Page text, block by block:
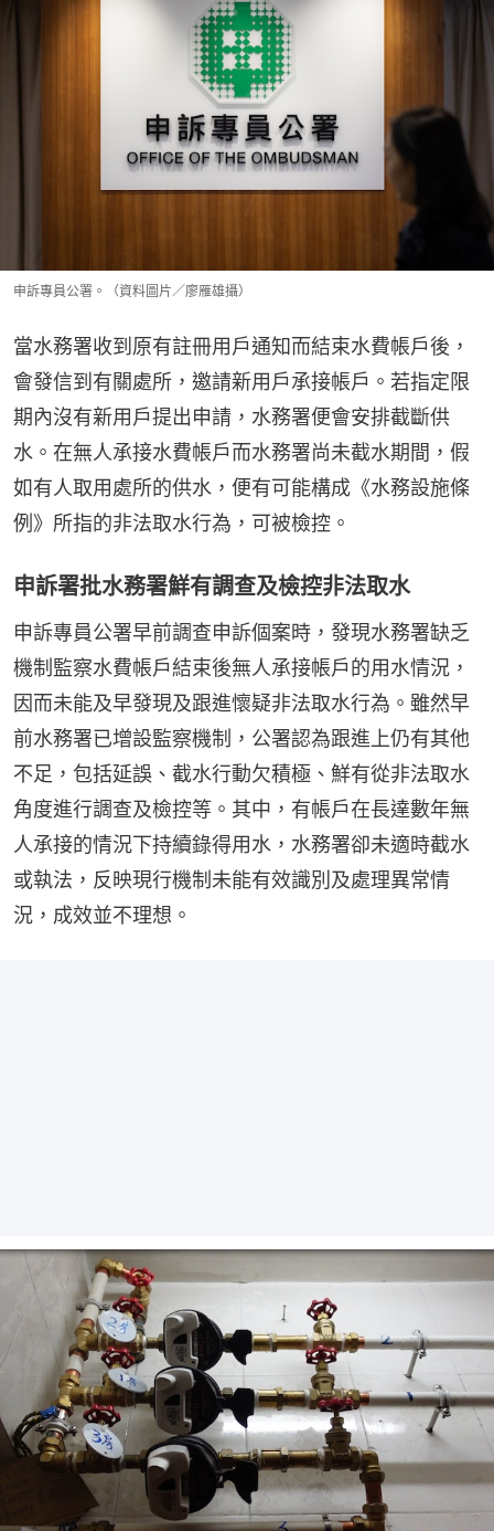
申訴專員公署。（資料圖片／廖雁雄攝）
當水務署收到原有註冊用戶通知而結束水費帳戶後，
會發信到有關處所，邀請新用戶承接帳戶。若指定限
期內沒有新用戶提出申請，水務署便會安排截斷供
水。在無人承接水費帳戶而水務署尚未截水期間，假
如有人取用處所的供水，便有可能構成《水務設施條
例》所指的非法取水行為，可被檢控。
申訴署批水務署鮮有調查及檢控非法取水
申訴專員公署早前調查申訴個案時，發現水務署缺乏
機制監察水費帳戶結束後無人承接帳戶的用水情況，
因而未能及早發現及跟進懷疑非法取水行為。雖然早
前水務署已增設監察機制，公署認為跟進上仍有其他
不足，包括延誤、截水行動欠積極、鮮有從非法取水
角度進行調查及檢控等。其中，有帳戶在長達數年無
人承接的情況下持續錄得用水，水務署卻未適時截水
或執法，反映現行機制未能有效識別及處理異常情
況，成效並不理想。